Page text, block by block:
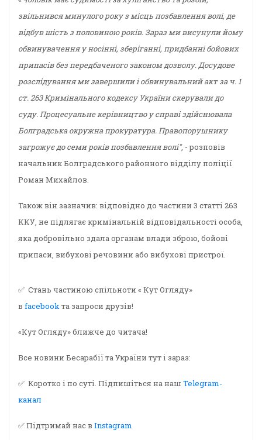
звільнився минулого року з місць позбавлення волі, де
відбув шість з половиною років. Зараз ми висунули йому
обвинувачення у носінні, зберіганні, придбанні бойових
припасів без передбаченого законом дозволу. Досудове
розслідування ми завершили і обвинувальний акт за ч. 1
ст. 263 Кримінального кодексу України скерували до
суду. Процесуальне керівництво у справі здійснювала
Болградська окружна прокуратура. Правопорушнику
загрожує до семи років позбавлення волі", - розповів
начальник Болградського районного відділу поліції
Роман Михайлов.
Також він зазначив: відповідно до частини 3 статті 263
ККУ, не підлягає кримінальній відповідальності особа,
яка добровільно здала органам влади зброю, бойові
припаси, вибухові речовини або вибухові пристрої.
✅ Стань частиною спільноти « Кут Огляду»
в facebookта запроси друзів!
«Кут Огляду» ближче до читача!
Все новини Бесарабії та України тут і зараз:
✅ Коротко і по суті. Підпишіться на наш Telegram-
канал
✅ Підтримай нас в Instagram